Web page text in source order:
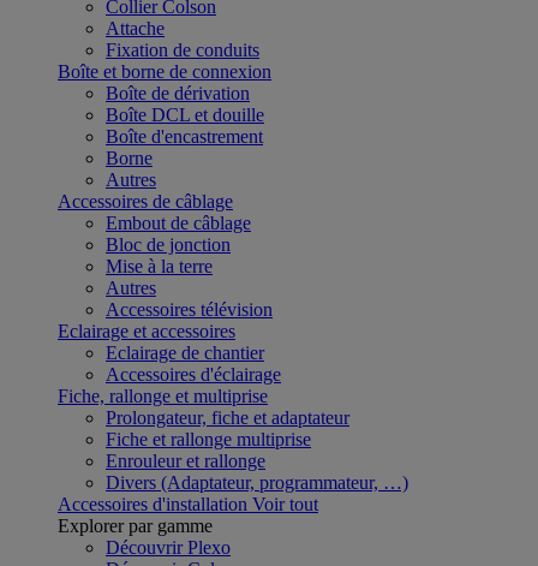
Collier Colson
Attache
Fixation de conduits
Boîte et borne de connexion
Boîte de dérivation
Boîte DCL et douille
Boîte d'encastrement
Borne
Autres
Accessoires de câblage
Embout de câblage
Bloc de jonction
Mise à la terre
Autres
Accessoires télévision
Eclairage et accessoires
Eclairage de chantier
Accessoires d'éclairage
Fiche, rallonge et multiprise
Prolongateur, fiche et adaptateur
Fiche et rallonge multiprise
Enrouleur et rallonge
Divers (Adaptateur, programmateur, …)
Accessoires d'installation Voir tout
Explorer par gamme
Découvrir Plexo